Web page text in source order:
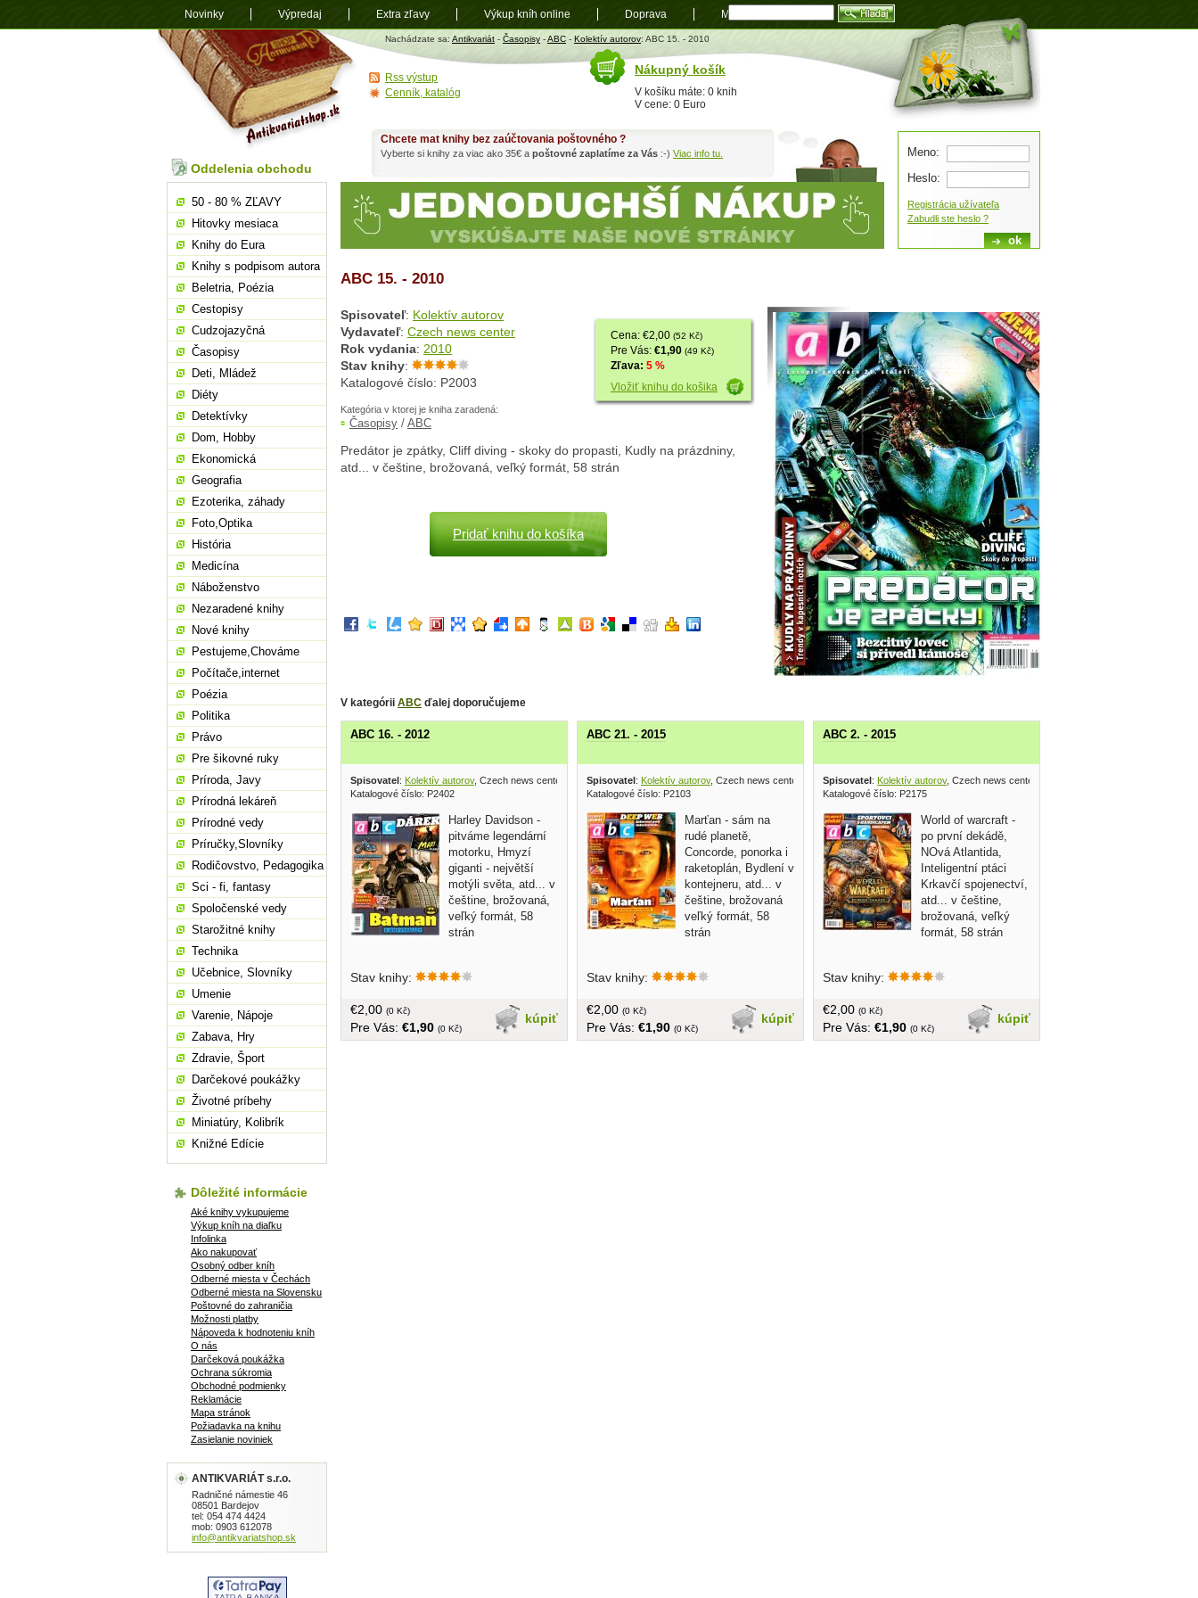
Antikvariát
shop.sk
Nachádzate sa: Antikvariát - Časopisy -ABC - Kolektív autorov: ABC 15. - 2010
ABC 15. - 2010
Cena: €2,00 (52 Kč)
Pre Vás: €1,90 (49 Kč)
Zľava: 5 %
Vložiť knihu do košika
Spisovateľ: Kolektív autorov
Vydavateľ: Czech news center
Rok vydania: 2010
Stav knihy:
Katalogové číslo: P2003
Kategória v ktorej je kniha zaradená:
Časopisy / ABC
Predátor je zpátky, Cliff diving - skoky do propasti, Kudly na prázdniny,
atd... v češtine, brožovaná, veľký formát, 58 strán
Pridať knihu do košíka
V kategórii ABC ďalej doporučujeme
ABC 16. - 2012
Spisovatel: Kolektív autorov, Czech news center 2012
Katalogové číslo: P2402
Harley Davidson -
pitváme legendární
motorku, Hmyzí
giganti - největší
motýli světa, atd... v
češtine, brožovaná,
veľký formát, 58
strán
Stav knihy:
kúpiť
€2,00 (0 Kč)
Pre Vás: €1,90 (0 Kč)
ABC 21. - 2015
Spisovatel: Kolektív autorov, Czech news center 2015
Katalogové číslo: P2103
Marťan - sám na
rudé planetě,
Concorde, ponorka i
raketoplán, Bydlení v
kontejneru, atd... v
češtine, brožovaná
veľký formát, 58
strán
Stav knihy:
kúpiť
€2,00 (0 Kč)
Pre Vás: €1,90 (0 Kč)
ABC 2. - 2015
Spisovatel: Kolektív autorov, Czech news center 2015
Katalogové číslo: P2175
World of warcraft -
po první dekádě,
NOvá Atlantida,
Inteligentní ptáci
Krkavčí spojenectví,
atd... v češtine,
brožovaná, veľký
formát, 58 strán
Stav knihy:
kúpiť
€2,00 (0 Kč)
Pre Vás: €1,90 (0 Kč)
Chcete mat knihy bez zaúčtovania poštovného ?
Vyberte si knihy za viac ako 35€ a poštovné zaplatíme za Vás :-) Viac info tu.
Oddelenia obchodu
50 - 80 % ZĽAVY
Hitovky mesiaca
Knihy do Eura
Knihy s podpisom autora
Beletria, Poézia
Cestopisy
Cudzojazyčná
Časopisy
Deti, Mládež
Diéty
Detektívky
Dom, Hobby
Ekonomická
Geografia
Ezoterika, záhady
Foto,Optika
História
Medicína
Náboženstvo
Nezaradené knihy
Nové knihy
Pestujeme,Chováme
Počítače,internet
Poézia
Politika
Právo
Pre šikovné ruky
Príroda, Javy
Prírodná lekáreň
Prírodné vedy
Príručky,Slovníky
Rodičovstvo, Pedagogika
Sci - fi, fantasy
Spoločenské vedy
Starožitné knihy
Technika
Učebnice, Slovníky
Umenie
Varenie, Nápoje
Zabava, Hry
Zdravie, Šport
Darčekové poukážky
Životné príbehy
Miniatúry, Kolibrík
Knižné Edície
Dôležité informácie
Aké knihy vykupujeme
Výkup kníh na diaľku
Infolinka
Ako nakupovať
Osobný odber kníh
Odberné miesta v Čechách
Odberné miesta na Slovensku
Poštovné do zahraničia
Možnosti platby
Nápoveda k hodnoteniu kníh
O nás
Darčeková poukážka
Ochrana súkromia
Obchodné podmienky
Reklamácie
Mapa stránok
Požiadavka na knihu
Zasielanie noviniek
ANTIKVARIÁT s.r.o.
Radničné námestie 46
08501 Bardejov
tel: 054 474 4424
mob: 0903 612078
info@antikvariatshop.sk
Meno:
Heslo:
Registrácia užívateľa
Zabudli ste heslo ?
Nákupný košík
V košíku máte: 0 knih
V cene: 0 Euro
Rss výstup
Cenník, katalóg
Novinky Výpredaj Extra zľavy Výkup kníh online Doprava Mapa